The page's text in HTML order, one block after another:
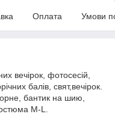
Оплата Умови
вечірок, фотосесій,
балів, свят,вечірок.
бантик на шию,
M-L.